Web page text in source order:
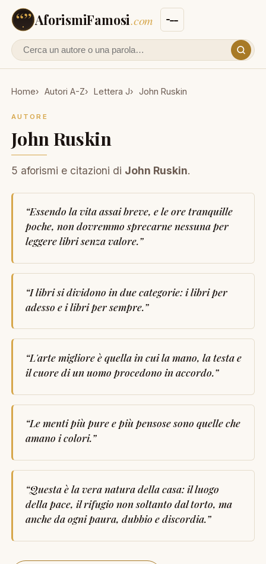
AforismiFamosi.com
Cerca un autore o un aforisma
Home Autori A-Z Lettera J John Ruskin
AUTORE
John Ruskin
5 aforismi e citazioni di John Ruskin.
“Essendo la vita assai breve, e le ore tranquille
poche, non dovremmo sprecarne nessuna per
leggere libri senza valore.”
“I libri si dividono in due categorie: i libri per
adesso e i libri per sempre.”
“L'arte migliore è quella in cui la mano, la testa e
il cuore di un uomo procedono in accordo.”
“Le menti più pure e più pensose sono quelle che
amano i colori.”
“Questa è la vera natura della casa: il luogo
della pace, il rifugio non soltanto dal torto, ma
anche da ogni paura, dubbio e discordia.”